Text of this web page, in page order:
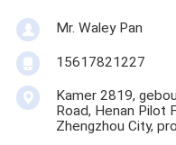
Mr. Waley Pan
15617821227
Kamer 2819,
Road, Henan Pilot
Zhengzhou City,